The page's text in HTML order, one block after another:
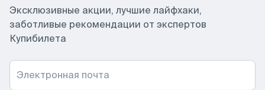
Эксклюзивные акции, лучшие лайфхаки,
заботливые рекомендации от экспертов
Купибилета
Электронная почта